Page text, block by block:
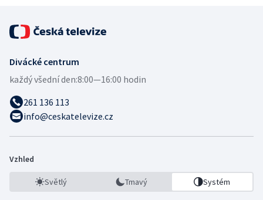
Divácké centrum
každý všední den:8:00—16:00 hodin
261 136 113
info@ceskatelevize.cz
Vzhled
Světlý Tmavý Systém